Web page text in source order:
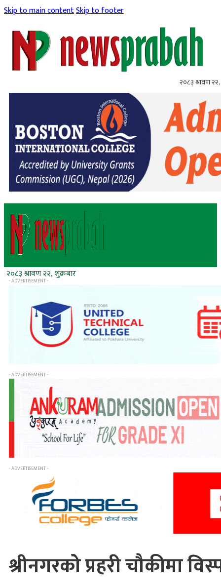
Skip to main contentSkip to footer
२०८३ श्रावण २२,
२०८३ श्रावण २२, शुक्रबार
- ADVERTISEMENT -
- ADVERTISEMENT -
- ADVERTISEMENT -
श्रीनगरको प्रहरी चौकीमा